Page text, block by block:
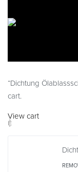
View cart
“Dichtung
cart.